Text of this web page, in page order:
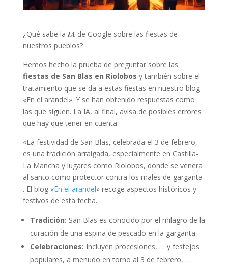
¿Qué sabe la 𝑰𝑨 de Google sobre las fiestas de
nuestros pueblos?
Hemos hecho la prueba de preguntar sobre las
fiestas de San Blas en Riolobos y también sobre el
tratamiento que se da a estas fiestas en nuestro blog
«En el arandel». Y se han obtenido respuestas como
las que siguen. La IA, al final, avisa de posibles errores
que hay que tener en cuenta.
«La festividad de San Blas, celebrada el 3 de febrero,
es una tradición arraigada, especialmente en Castilla-
La Mancha y lugares como Riolobos, donde se venera
al santo como protector contra los males de garganta
. El blog «En el arandel» recoge aspectos históricos y
festivos de esta fecha.
Tradición: San Blas es conocido por el milagro de la
curación de una espina de pescado en la garganta.
Celebraciones: Incluyen procesiones, … y festejos
populares, a menudo en torno al 3 de febrero, …